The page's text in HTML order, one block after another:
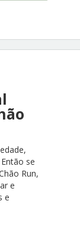
se
Run,
e
e